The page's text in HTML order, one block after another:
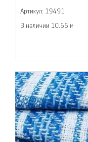
Артикул: 19491
В наличии 10.65 м